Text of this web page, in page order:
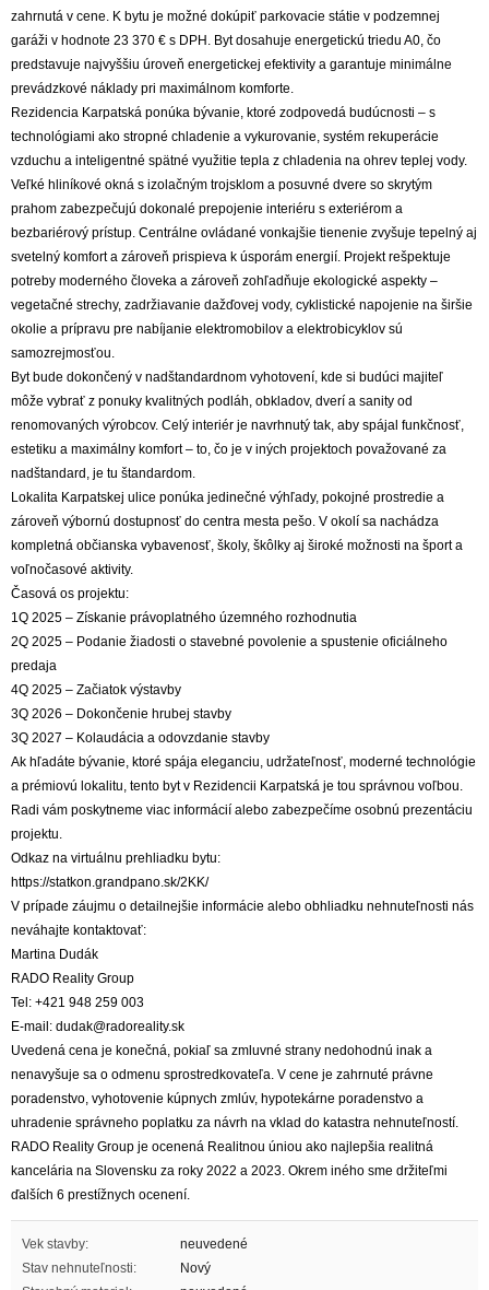
zahrnutá v cene. K bytu je možné dokúpiť parkovacie státie v podzemnej
garáži v hodnote 23 370 € s DPH. Byt dosahuje energetickú triedu A0, čo
predstavuje najvyššiu úroveň energetickej efektivity a garantuje minimálne
prevádzkové náklady pri maximálnom komforte.
Rezidencia Karpatská ponúka bývanie, ktoré zodpovedá budúcnosti – s
technológiami ako stropné chladenie a vykurovanie, systém rekuperácie
vzduchu a inteligentné spätné využitie tepla z chladenia na ohrev teplej vody.
Veľké hliníkové okná s izolačným trojsklom a posuvné dvere so skrytým
prahom zabezpečujú dokonalé prepojenie interiéru s exteriérom a
bezbariérový prístup. Centrálne ovládané vonkajšie tienenie zvyšuje tepelný aj
svetelný komfort a zároveň prispieva k úsporám energií. Projekt rešpektuje
potreby moderného človeka a zároveň zohľadňuje ekologické aspekty –
vegetačné strechy, zadržiavanie dažďovej vody, cyklistické napojenie na širšie
okolie a prípravu pre nabíjanie elektromobilov a elektrobicyklov sú
samozrejmosťou.
Byt bude dokončený v nadštandardnom vyhotovení, kde si budúci majiteľ
môže vybrať z ponuky kvalitných podláh, obkladov, dverí a sanity od
renomovaných výrobcov. Celý interiér je navrhnutý tak, aby spájal funkčnosť,
estetiku a maximálny komfort – to, čo je v iných projektoch považované za
nadštandard, je tu štandardom.
Lokalita Karpatskej ulice ponúka jedinečné výhľady, pokojné prostredie a
zároveň výbornú dostupnosť do centra mesta pešo. V okolí sa nachádza
kompletná občianska vybavenosť, školy, škôlky aj široké možnosti na šport a
voľnočasové aktivity.
Časová os projektu:
1Q 2025 – Získanie právoplatného územného rozhodnutia
2Q 2025 – Podanie žiadosti o stavebné povolenie a spustenie oficiálneho
predaja
4Q 2025 – Začiatok výstavby
3Q 2026 – Dokončenie hrubej stavby
3Q 2027 – Kolaudácia a odovzdanie stavby
Ak hľadáte bývanie, ktoré spája eleganciu, udržateľnosť, moderné technológie
a prémiovú lokalitu, tento byt v Rezidencii Karpatská je tou správnou voľbou.
Radi vám poskytneme viac informácií alebo zabezpečíme osobnú prezentáciu
projektu.
Odkaz na virtuálnu prehliadku bytu:
https://statkon.grandpano.sk/2KK/
V prípade záujmu o detailnejšie informácie alebo obhliadku nehnuteľnosti nás
neváhajte kontaktovať:
Martina Dudák
RADO Reality Group
Tel: +421 948 259 003
E-mail: dudak@radoreality.sk
Uvedená cena je konečná, pokiaľ sa zmluvné strany nedohodnú inak a
nenavyšuje sa o odmenu sprostredkovateľa. V cene je zahrnuté právne
poradenstvo, vyhotovenie kúpnych zmlúv, hypotekárne poradenstvo a
uhradenie správneho poplatku za návrh na vklad do katastra nehnuteľností.
RADO Reality Group je ocenená Realitnou úniou ako najlepšia realitná
kancelária na Slovensku za roky 2022 a 2023. Okrem iného sme držiteľmi
ďalších 6 prestížnych ocenení.
Vek stavby:
neuvedené
Stav nehnuteľnosti:
Nový